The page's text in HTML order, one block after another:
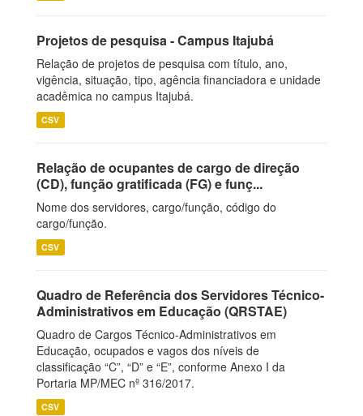
Projetos de pesquisa - Campus Itajubá
Relação de projetos de pesquisa com título, ano,
vigência, situação, tipo, agência financiadora e unidade
acadêmica no campus Itajubá.
CSV
Relação de ocupantes de cargo de direção
(CD), função gratificada (FG) e funç...
Nome dos servidores, cargo/função, código do
cargo/função.
CSV
Quadro de Referência dos Servidores Técnico-
Administrativos em Educação (QRSTAE)
Quadro de Cargos Técnico-Administrativos em
Educação, ocupados e vagos dos níveis de
classificação “C”, “D” e “E”, conforme Anexo I da
Portaria MP/MEC nº 316/2017.
CSV